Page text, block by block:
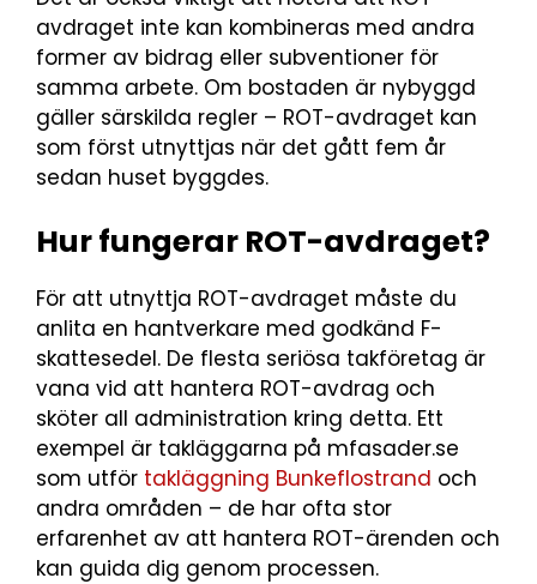
avdraget inte kan kombineras med andra
former av bidrag eller subventioner för
samma arbete. Om bostaden är nybyggd
gäller särskilda regler – ROT-avdraget kan
som först utnyttjas när det gått fem år
sedan huset byggdes.
Hur fungerar ROT-avdraget?
För att utnyttja ROT-avdraget måste du
anlita en hantverkare med godkänd F-
skattesedel. De flesta seriösa takföretag är
vana vid att hantera ROT-avdrag och
sköter all administration kring detta. Ett
exempel är takläggarna på mfasader.se
som utför takläggning Bunkeflostrand och
andra områden – de har ofta stor
erfarenhet av att hantera ROT-ärenden och
kan guida dig genom processen.